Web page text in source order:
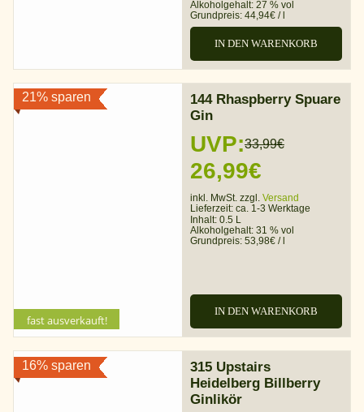
war:
39,95€
ist:
31,46€.
Alkoholgehalt: 27 % vol
Grundpreis: 44,94€ /
IN DEN WARENKORB
21% sparen
fast ausverkauft!
144 Rhaspberry Spuare
Gin
UVP:33,99€
Ursprünglicher
Preis
war:
33,99€
26,99€
Aktueller
Preis
ist:
26,99€.
inkl. MwSt. zzgl. Versand
Lieferzeit: ca. 1-3 Werktage
Inhalt: 0.5 L
Alkoholgehalt: 31 % vol
Grundpreis: 53,98€ /
IN DEN WARENKORB
16% sparen
315 Upstairs
Heidelberg Billberry
Ginlikör